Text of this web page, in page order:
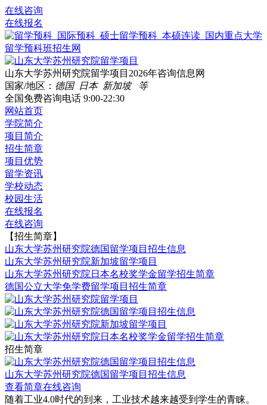
在线咨询
在线报名
山东大学苏州研究院留学项目2026年咨询信息网
国家/地区： 德国 日本 新加坡 等
全国免费咨询电话 9:00-22:30
网站首页
学院简介
项目简介
招生简章
项目优势
留学资讯
学校动态
校园生活
在线报名
在线咨询
【招生简章】
山东大学苏州研究院德国留学项目招生信息
山东大学苏州研究院新加坡留学项目
山东大学苏州研究院日本名校奖学金留学招生简章
德国公立大学免学费留学项目招生简章
招生简章
山东大学苏州研究院德国留学项目招生信息
查看简章在线咨询
随着工业4.0时代的到来，工业技术越来越受到学生的青睐。